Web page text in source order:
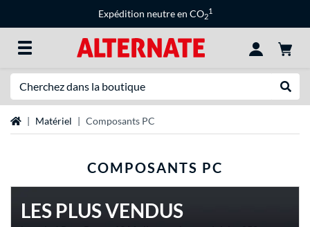
Expédition neutre en CO2
1
Page d'accueil
Matériel Composants PC
COMPOSANTS PC
LES PLUS VENDUS